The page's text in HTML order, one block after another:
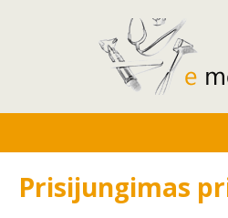
Prisijungimas